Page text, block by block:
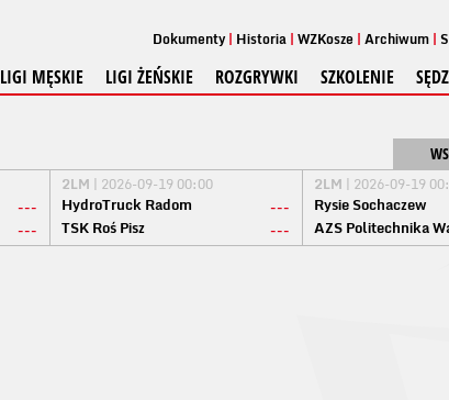
Dokumenty Historia WZKosze Archiwum
LIGI MĘSKIE LIGI ŻEŃSKIE ROZGRYWKI SZKOLENIE
---
---
2LM | 2026-09-19 00:00
HydroTruck Radom
---
TSK Roś Pisz
---
2LM | 2026-09-19
Rysie Sochaczew
AZS Politechnika